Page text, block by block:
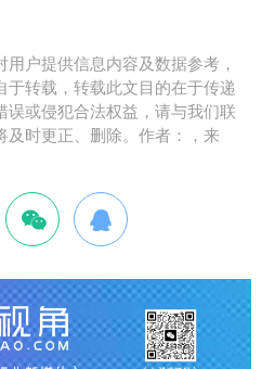
户提供信息内容及数据参考，
于转载，转载此文目的在于传递
误或侵犯合法权益，请与我们联
及时更正、删除。作者：，来